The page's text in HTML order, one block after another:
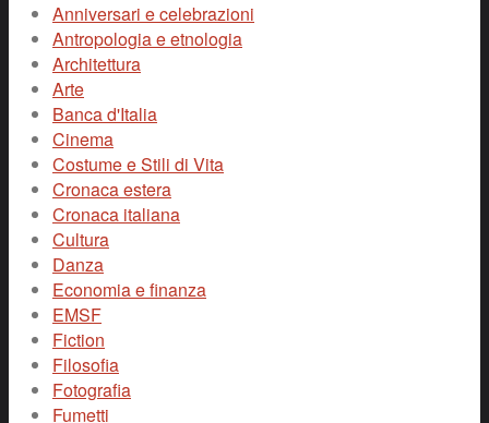
Anniversari e celebrazioni
Antropologia e etnologia
Architettura
Arte
Banca d'Italia
Cinema
Costume e Stili di Vita
Cronaca estera
Cronaca italiana
Cultura
Danza
Economia e finanza
EMSF
Fiction
Filosofia
Fotografia
Fumetti